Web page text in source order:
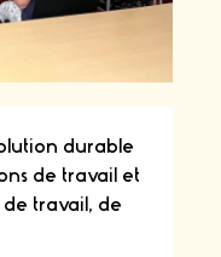
durable
de travail et
de travail, de